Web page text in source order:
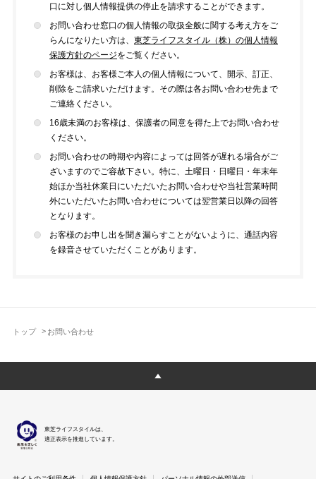
トップ お問い合わせ
口に対し個人情報提供の停止を請求することができます。
お問い合わせ窓口の個人情報の取扱全般に関する考え方をご
らんになりたい方は、 東芝ライフスタイル（株）の個人情報
保護方針のページをご覧ください。
お客様は、お客様ご本人の個人情報について、開示、訂正、
削除をご請求いただけます。その際は各お問い合わせ先まで
ご連絡ください。
16歳未満のお客様は、保護者の同意を得た上でお問い合わせ
ください。
お問い合わせの時期や内容によっては回答が遅れる場合がご
ざいますのでご容赦下さい。特に、土曜日・日曜日・年末年
始ほか当社休業日にいただいたお問い合わせや当社営業時間
外にいただいたお問い合わせについては翌営業日以降の回答
となります。
お客様のお申し出を聞き漏らすことがないように、通話内容
を録音させていただくことがあります。
東芝ライフスタイルは、
適正表示を推進しています。